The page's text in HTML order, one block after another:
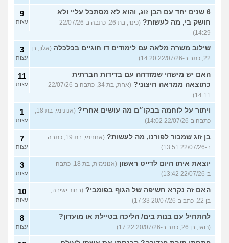
6 שנים יחד עם הבן זוג, והוא לא מסתכל עליי ולא
חושק בי, מה לעשות?
(כינוי, בת 26, כתבה ב-22/07/26
14:29)
9
עצות
שילוב משרה מלאה עם לימודים דו חוגיים בכלכלה (אלון, בן
22, כתב ב-22/07/26 14:20)
3
עצות
האם יש מישהי שמזדהה עם בדידות חברתית
כתוצאה ממראה חיצוני?
(אחת, בת 34, כתבה ב-22/07/26
14:11)
11
עצות
ויתור על לוחמה בבקו״ם מה עושים אחרי?
(אנונימי, בת 18,
כתבה ב-22/07/26 14:02)
1
עצות
בן זוג שמכור לפורנו, מה לעשות?
(אנונימי, בת 19, כתבה
ב-22/07/26 13:51)
7
עצות
יוצאת איתו היום לדייט ראשון
(אנונימית, בת 18, כתבה
ב-22/07/26 13:42)
3
עצות
האם זה נקרא חשיפה של הגוף בפומבי? (בחור ישיבה,
בן 22, כתב ב-20/07/26 17:33)
10
עצות
להתחיל עם בנות בים/ הליכה בטיילת או מועדון?
(רואי, בן 26, כתב ב-20/07/26 17:22)
8
עצות